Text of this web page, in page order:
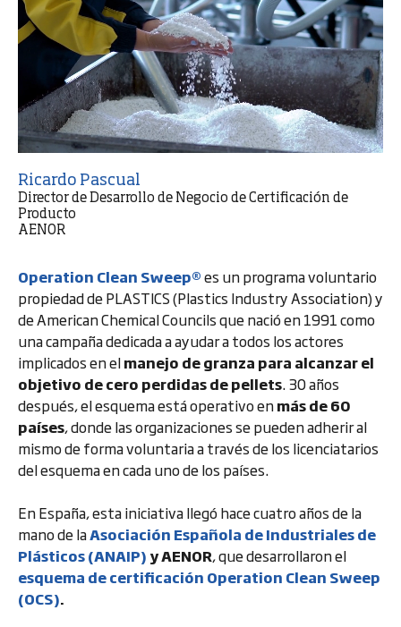
Ricardo Pascual
Director de Desarrollo de Negocio de Certificación de
Producto
AENOR
Operation Clean Sweep®es un programa voluntario
propiedad de PLASTICS (Plastics Industry Association) y
de American Chemical Councils que nació en 1991 como
una campaña dedicada a ayudar a todos los actores
implicados en elmanejo de granza para alcanzar el
objetivo de cero perdidas de pellets. 30 años
después, el esquema está operativo enmás de 60
países, donde las organizaciones se pueden adherir al
mismo de forma voluntaria a través de los licenciatarios
del esquema en cada uno de los países.
En España, esta iniciativa llegó hace cuatro años de la
mano de laAsociación Española de Industriales de
Plásticos (ANAIP) y AENOR, que desarrollaron el
esquema de certificación Operation Clean Sweep
(OCS).